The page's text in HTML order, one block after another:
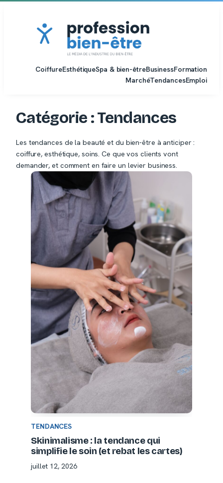
CoiffureEsthétiqueSpa & bien-êtreBusinessFormation
MarchéTendancesEmploi
Catégorie :Tendances
Les tendances de la beauté et du bien-être à anticiper :
coiffure, esthétique, soins. Ce que vos clients vont
demander, et comment en faire un levier business.
TENDANCES
Skinimalisme : la tendance qui
simplifie le soin (et rebat les cartes)
juillet 12, 2026